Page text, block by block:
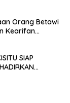
Orang Betawi
Kearifan
SIAP